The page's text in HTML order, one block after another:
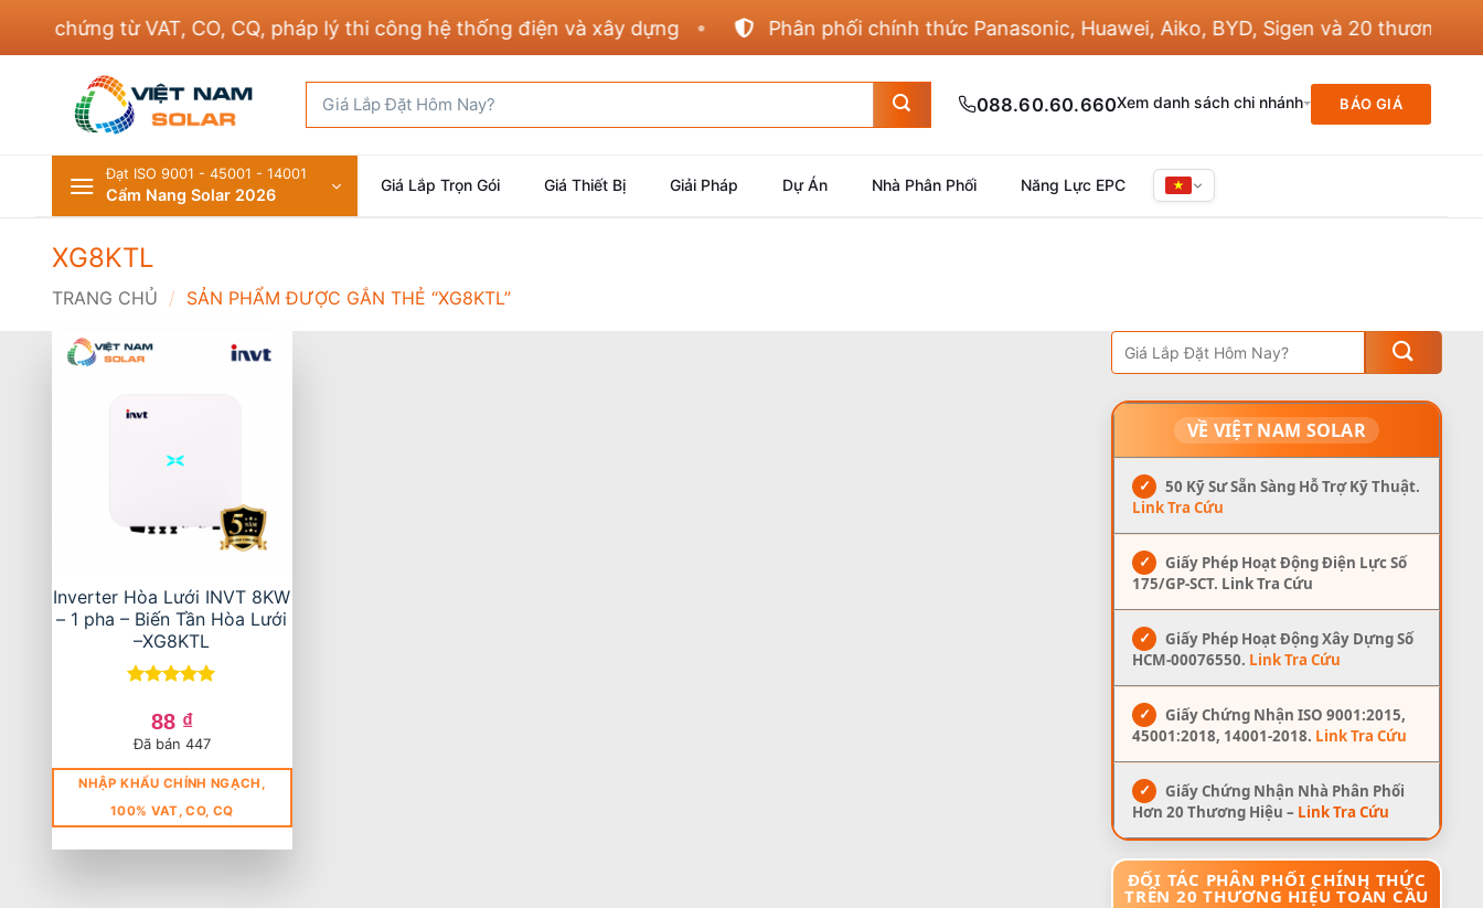
chứng từ VAT, CO, CQ, pháp lý thi công hệ thống điện và xây dựng Phân phối chính thức Panasonic, Huawei, Aiko, BYD, Sigen và 20 thương hiệu
kiếm:
088.60.60.660Xem danh sách chi nhánh BÁO GIÁ
Đạt ISO 9001 - 45001 - 14001
Cẩm Nang Solar 2026 Giá Lắp Trọn Gói Giá Thiết Bị Giải Pháp Dự Án Nhà Phân Phối Năng Lực EPC
XG8KTL
TRANG CHỦ / SẢN PHẨM ĐƯỢC GẮN THẺ “XG8KTL”
Inverter Hòa Lưới INVT 8KW
– 1 pha – Biến Tần Hòa Lưới
–XG8KTL
hạng5 5
sao
88 ₫
Đã bán 447
NHẬP KHẨU CHÍNH NGẠCH,
100% VAT, CO, CQ
VỀ VIỆT NAM SOLAR
✓
50 Kỹ Sư Sẵn Sàng Hỗ Trợ Kỹ Thuật.
Link Tra Cứu
✓
Giấy Phép Hoạt Động Điện Lực Số
175/GP-SCT. Link Tra Cứu
✓
Giấy Phép Hoạt Động Xây Dựng Số
HCM-00076550. Link Tra Cứu
✓
Giấy Chứng Nhận ISO 9001:2015,
45001:2018, 14001-2018. Link Tra Cứu
✓
Giấy Chứng Nhận Nhà Phân Phối
Hơn 20 Thương Hiệu – Link Tra Cứu
ĐỐI TÁC PHÂN PHỐI CHÍNH THỨC
TRÊN 20 THƯƠNG HIỆU TOÀN CẦU